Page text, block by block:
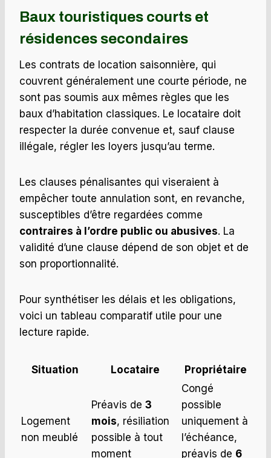
Baux touristiques courts et
résidences secondaires
Les contrats de location saisonnière, qui
couvrent généralement une courte période, ne
sont pas soumis aux mêmes règles que les
baux d’habitation classiques. Le locataire doit
respecter la durée convenue et, sauf clause
illégale, régler les loyers jusqu’au terme.
Les clauses pénalisantes qui viseraient à
empêcher toute annulation sont, en revanche,
susceptibles d’être regardées comme
contraires à l’ordre public ou abusives. La
validité d’une clause dépend de son objet et de
son proportionnalité.
Pour synthétiser les délais et les obligations,
voici un tableau comparatif utile pour une
lecture rapide.
Situation Locataire Propriétaire
Logement
non meublé
Préavis de 3
mois, résiliation
possible à tout
moment
Congé
possible
uniquement à
l’échéance,
préavis de 6